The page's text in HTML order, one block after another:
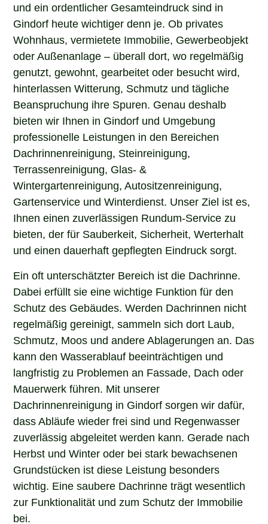
und ein ordentlicher Gesamteindruck sind in
Gindorf heute wichtiger denn je. Ob privates
Wohnhaus, vermietete Immobilie, Gewerbeobjekt
oder Außenanlage – überall dort, wo regelmäßig
genutzt, gewohnt, gearbeitet oder besucht wird,
hinterlassen Witterung, Schmutz und tägliche
Beanspruchung ihre Spuren. Genau deshalb
bieten wir Ihnen in Gindorf und Umgebung
professionelle Leistungen in den Bereichen
Dachrinnenreinigung, Steinreinigung,
Terrassenreinigung, Glas- &
Wintergartenreinigung, Autositzenreinigung,
Gartenservice und Winterdienst. Unser Ziel ist es,
Ihnen einen zuverlässigen Rundum-Service zu
bieten, der für Sauberkeit, Sicherheit, Werterhalt
und einen dauerhaft gepflegten Eindruck sorgt.
Ein oft unterschätzter Bereich ist die Dachrinne.
Dabei erfüllt sie eine wichtige Funktion für den
Schutz des Gebäudes. Werden Dachrinnen nicht
regelmäßig gereinigt, sammeln sich dort Laub,
Schmutz, Moos und andere Ablagerungen an. Das
kann den Wasserablauf beeinträchtigen und
langfristig zu Problemen an Fassade, Dach oder
Mauerwerk führen. Mit unserer
Dachrinnenreinigung in Gindorf sorgen wir dafür,
dass Abläufe wieder frei sind und Regenwasser
zuverlässig abgeleitet werden kann. Gerade nach
Herbst und Winter oder bei stark bewachsenen
Grundstücken ist diese Leistung besonders
wichtig. Eine saubere Dachrinne trägt wesentlich
zur Funktionalität und zum Schutz der Immobilie
bei.